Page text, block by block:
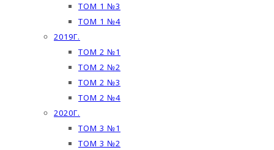
ТОМ 1 №3
ТОМ 1 №4
2019Г.
ТОМ 2 №1
ТОМ 2 №2
ТОМ 2 №3
ТОМ 2 №4
2020Г.
ТОМ 3 №1
ТОМ 3 №2